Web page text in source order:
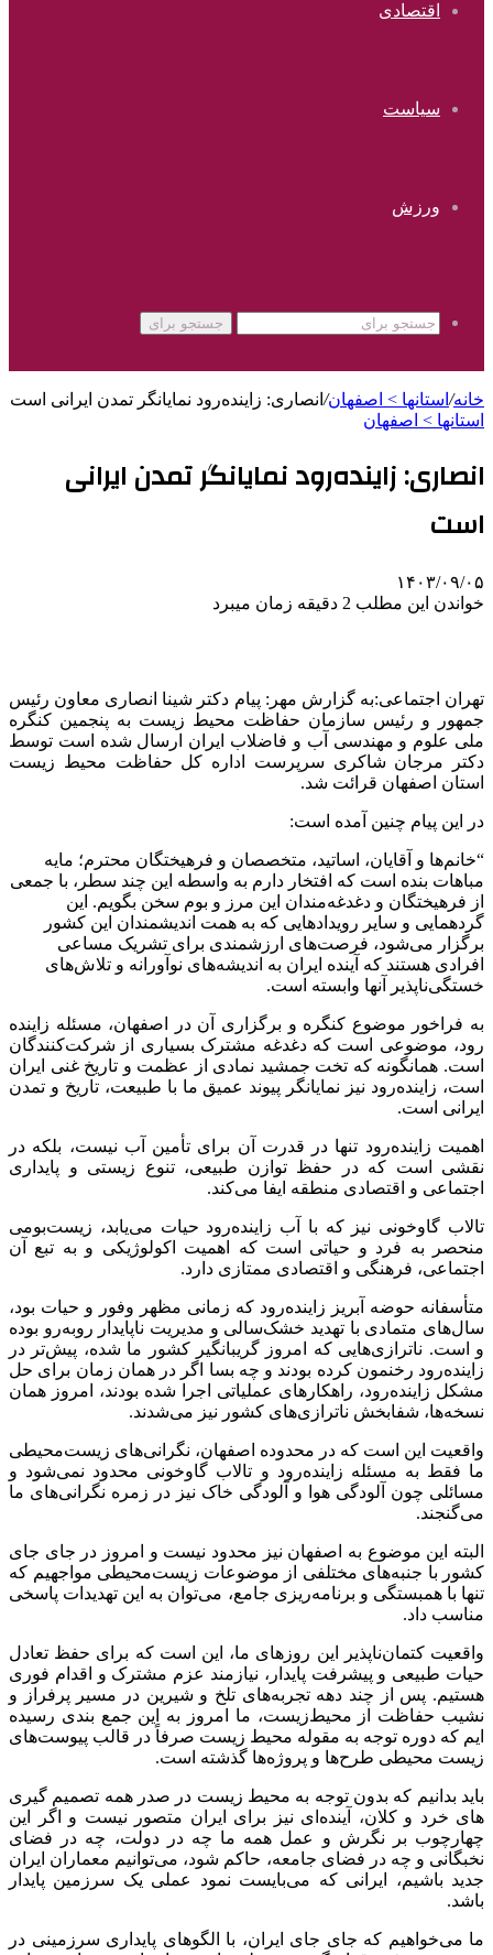
اقتصادی
سیاست
ورزش
جستجو برای
خانه/ استانها > اصفهان/ انصاری: زاینده‌رود نمایانگر تمدن ایرانی است
استانها > اصفهان
انصاری: زاینده‌رود نمایانگر تمدن ایرانی
است
۱۴۰۳/۰۹/۰۵
خواندن این مطلب 2 دقیقه زمان میبرد
تهران اجتماعی:به گزارش مهر: پیام دکتر شینا انصاری معاون رئیس
جمهور و رئیس سازمان حفاظت محیط زیست به پنجمین کنگره
ملی علوم و مهندسی آب و فاضلاب ایران ارسال شده است توسط
دکتر مرجان شاکری سرپرست اداره کل حفاظت محیط زیست
استان اصفهان قرائت شد.
در این پیام چنین آمده است:
“خانم‌ها و آقایان، اساتید، متخصصان و فرهیختگان محترم؛ مایه
مباهات بنده است که افتخار دارم به واسطه این چند سطر، با جمعی
از فرهیختگان و دغدغه‌مندان این مرز و بوم سخن بگویم‌. این
گردهمایی و سایر رویدادهایی که به همت اندیشمندان این کشور
برگزار می‌شود، فرصت‌های ارزشمندی برای تشریک مساعی
افرادی هستند که آینده ایران به اندیشه‌های نوآورانه و تلاش‌های
خستگی‌ناپذیر آنها وابسته است‌.
به فراخور موضوع کنگره و برگزاری آن در اصفهان، مسئله زاینده
رود، موضوعی است که دغدغه مشترک بسیاری از شرکت‌کنندگان
است‌. همانگونه که تخت جمشید نمادی از عظمت و تاریخ غنی ایران
است‌، زاینده‌رود نیز نمایانگر پیوند عمیق ما با طبیعت‌، تاریخ و تمدن
ایرانی است‌.
اهمیت زاینده‌رود تنها در قدرت آن برای تأمین آب نیست‌، بلکه در
نقشی است که در حفظ توازن طبیعی‌، تنوع زیستی و پایداری
اجتماعی و اقتصادی منطقه ایفا می‌کند.
تالاب گاوخونی نیز که با آب زاینده‌رود حیات می‌یابد، زیست‌بومی
منحصر به فرد و حیاتی است که اهمیت اکولوژیکی و به تبع آن
اجتماعی‌، فرهنگی و اقتصادی ممتازی دارد.
متأسفانه حوضه آبریز زاینده‌رود که زمانی مظهر وفور و حیات بود،
سال‌های متمادی با تهدید خشک‌سالی و مدیریت ناپایدار روبه‌رو بوده
و است‌. ناترازی‌هایی که امروز گریبانگیر کشور ما شده، پیش‌تر در
زاینده‌رود رخنمون کرده بودند و چه بسا اگر در همان زمان برای حل
مشکل زاینده‌رود، راهکارهای عملیاتی اجرا شده بودند، امروز همان
نسخه‌ها، شفابخش ناترازی‌های کشور نیز می‌شدند.
واقعیت این است که در محدوده اصفهان، نگرانی‌های زیست‌محیطی
ما فقط به مسئله زاینده‌رود و تالاب گاوخونی محدود نمی‌شود و
مسائلی چون آلودگی هوا و آلودگی خاک نیز در زمره نگرانی‌های ما
می‌گنجند.
البته این موضوع به اصفهان نیز محدود نیست و امروز در جای جای
کشور با جنبه‌های مختلفی از موضوعات زیست‌محیطی مواجهیم که
تنها با همبستگی و برنامه‌ریزی جامع‌، می‌توان به این تهدیدات پاسخی
مناسب داد.
واقعیت کتمان‌ناپذیر این روزهای ما، این است که برای حفظ تعادل
حیات طبیعی و پیشرفت پایدار، نیازمند عزم مشترک و اقدام فوری
هستیم‌. پس از چند دهه تجربه‌های تلخ و شیرین در مسیر پرفراز و
نشیب حفاظت از محیط‌زیست‌، ما امروز به این جمع بندی رسیده
ایم که دوره توجه به مقوله محیط زیست صرفاً در قالب پیوست‌های
زیست محیطی طرح‌ها و پروژه‌ها گذشته است.
باید بدانیم که بدون توجه به محیط زیست در صدر همه تصمیم گیری
های خرد و کلان، آینده‌ای نیز برای ایران متصور نیست و اگر این
چهارچوب بر نگرش و عمل همه ما چه در دولت، چه در فضای
نخبگانی و چه در فضای جامعه، حاکم شود، می‌توانیم معماران ایران
جدید باشیم، ایرانی که می‌بایست نمود عملی یک سرزمین پایدار
باشد.
ما می‌خواهیم که جای جای ایران، با الگوهای پایداری سرزمینی در